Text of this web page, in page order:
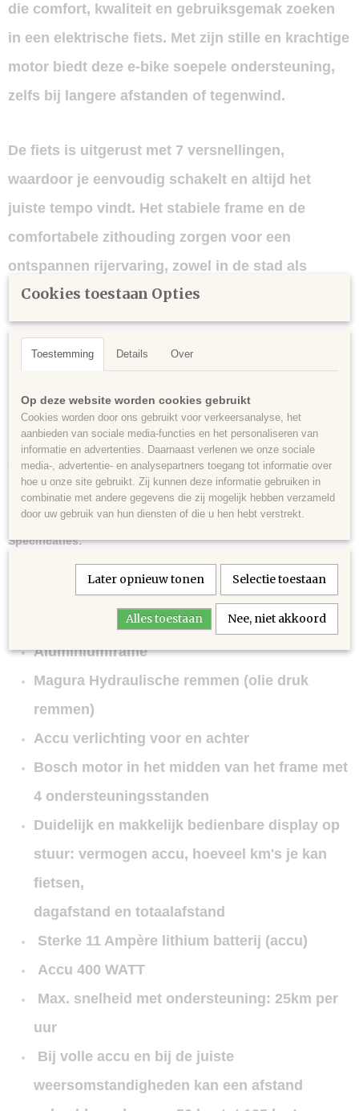
die comfort, kwaliteit en gebruiksgemak zoeken
in een elektrische fiets. Met zijn stille en krachtige
motor biedt deze e-bike soepele ondersteuning,
zelfs bij langere afstanden of tegenwind.
De fiets is uitgerust met 7 versnellingen,
waardoor je eenvoudig schakelt en altijd het
juiste tempo vindt. Het stabiele frame en de
comfortabele zithouding zorgen voor een
ontspannen rijervaring, zowel in de stad als
daarbuiten.
Dankzij debetrouwbare accu
recreatieve tochten. De Victoria Cysalo 7
combineert Duitse degelijkheid met een modern
en tijdloos design.
Specificaties:
7 versnellingen Shimano Nexus
Voorvork en zadelpen vering
Verstelbare stuurpen
Aluminiumframe
Magura Hydraulische remmen (olie druk
remmen)
Accu verlichting voor en achter
Bosch motor in het midden van het frame met
4 ondersteuningsstanden
Duidelijk en makkelijk bedienbare display op
stuur: vermogen accu, hoeveel km's je kan
fietsen,
dagafstand en totaalafstand
Sterke 11 Ampère lithium batterij (accu)
Accu 400 WATT
Max. snelheid met ondersteuning: 25km per
uur
Bij volle accu en bij de juiste
weersomstandigheden kan een afstand
Cookies toestaan Opties
Toestemming Details Over
Op deze website worden cookies gebruikt
Cookies worden door ons gebruikt voor verkeersanalyse, het
aanbieden van sociale media-functies en het personaliseren van
informatie en advertenties. Daarnaast verlenen we onze sociale
media-, advertentie- en analysepartners toegang tot informatie over
hoe u onze site gebruikt. Zij kunnen deze informatie gebruiken in
combinatie met andere gegevens die zij mogelijk hebben verzameld
door uw gebruik van hun diensten of die u hen hebt verstrekt.
Later opnieuw tonen Selectie toestaan
Alles toestaan Nee, niet akkoord